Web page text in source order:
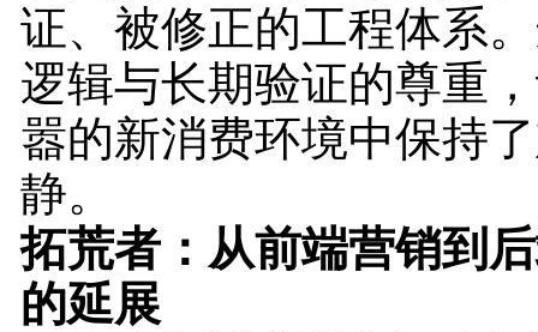
证、被修正的工程体系
逻辑与长期验证的尊重
嚣的新消费环境中保持
静。
拓荒者：从前端营销到
的延展